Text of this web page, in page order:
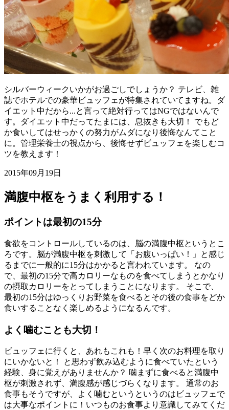
シルバーウィークいかがお過ごしでしょうか？ テレビ、雑
誌でホテルでの豪華ビュッフェが特集されていてますね。ダ
イエット中だから...と言って絶対行ってはNGではないんで
す。ダイエット中だってたまには、息抜きも大切！ でもど
か食いしてはせっかくの努力がムダになり後悔なんてこと
に。管理栄養士の視点から、後悔せずビュッフェを楽しむコ
ツを教えます！
2015年09月19日
満腹中枢をうまく利用する！
ポイントは最初の15分
食欲をコントロールしているのは、脳の満腹中枢というとこ
ろです。脳が満腹中枢を刺激して「お腹いっぱい！」と感じ
るまでに一般的に15分はかかると言われています。 なの
で、最初の15分で高カロリーなものを食べてしまうとかなり
の摂取カロリーをとってしまうことになります。 そこで、
最初の15分はゆっくりお野菜を食べるとその後の食事をどか
食いすることなく楽しめるようになるんです。
よく噛むことも大切！
ビュッフェに行くと、あれもこれも！早く次のお料理を取り
にいかないと！ と思わず飲み込むように食べていたという
経験、身に覚えがありませんか？ 噛まずに食べると満腹中
枢が刺激されず、満腹感が感じづらくなります。 通常のお
食事もそうですが、よく噛むというというのはビュッフェで
は大事なポイントに！いつものお食事より意識してみてくだ